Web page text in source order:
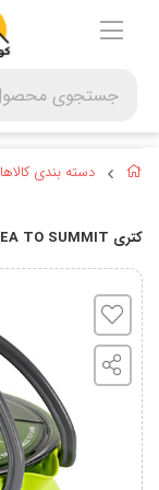
دسته بندی کالاها
کتری SEA TO SUMMIT مدل X-POT 1.3L